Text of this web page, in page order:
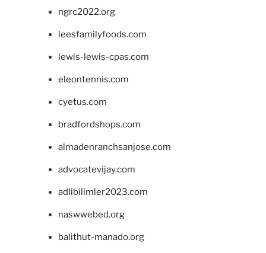
ngrc2022.org
leesfamilyfoods.com
lewis-lewis-cpas.com
eleontennis.com
cyetus.com
bradfordshops.com
almadenranchsanjose.com
advocatevijay.com
adlibilimler2023.com
naswwebed.org
balithut-manado.org